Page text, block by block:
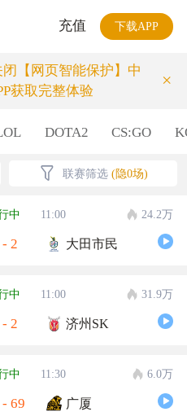
充值 下载APP
【网页智能保护】中
获取完整体验
×
DOTA2 CS:GO
联赛筛选 (隐0场)
中 11:00 24.2万
- 2 大田市民
中 11:00 31.9万
- 2 济州SK
中 11:30 6.0万
- 69 广厦